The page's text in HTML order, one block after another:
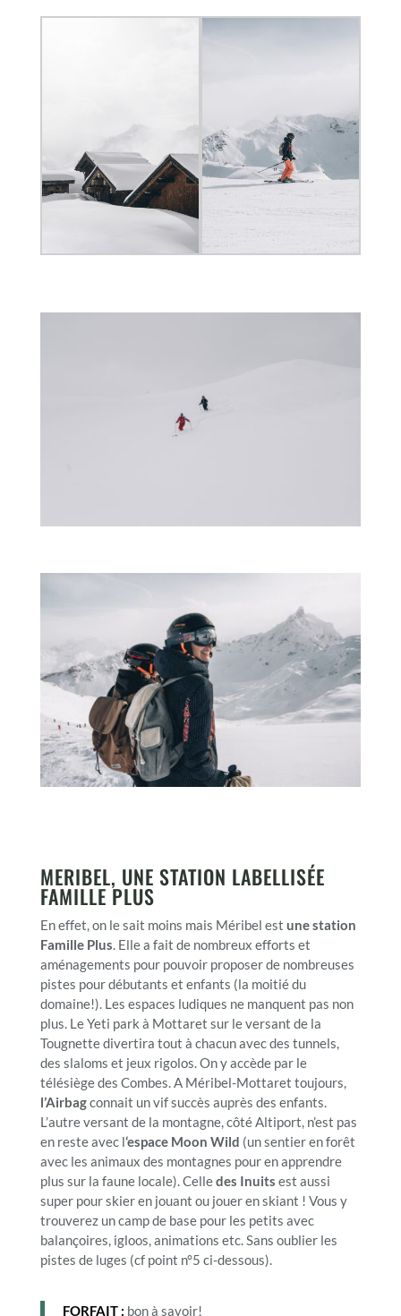
MERIBEL, UNE STATION LABELLISÉE
FAMILLE PLUS
En effet, on le sait moins mais Méribel est une station
Famille Plus. Elle a fait de nombreux efforts et
aménagements pour pouvoir proposer de nombreuses
pistes pour débutants et enfants (la moitié du
domaine!). Les espaces ludiques ne manquent pas non
plus. Le Yeti park à Mottaret sur le versant de la
Tougnette divertira tout à chacun avec des tunnels,
des slaloms et jeux rigolos. On y accède par le
télésiège des Combes. A Méribel-Mottaret toujours,
l’Airbagconnait un vif succès auprès des enfants.
L’autre versant de la montagne, côté Altiport, n’est pas
en reste avec l‘espace Moon Wild (un sentier en forêt
avec les animaux des montagnes pour en apprendre
plus sur la faune locale). Celledes Inuits est aussi
super pour skier en jouant ou jouer en skiant ! Vous y
trouverez un camp de base pour les petits avec
balançoires, igloos, animations etc. Sans oublier les
pistes de luges (cf point n°5 ci-dessous).
FORFAIT : bon à savoir!